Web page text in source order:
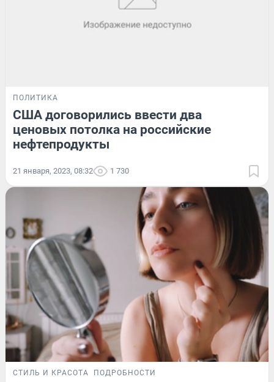
ПОЛИТИКА
США договорились ввести два
ценовых потолка на российские
нефтепродукты
21 января, 2023, 08:32 1 730
СТИЛЬ И КРАСОТА ПОДРОБНОСТИ